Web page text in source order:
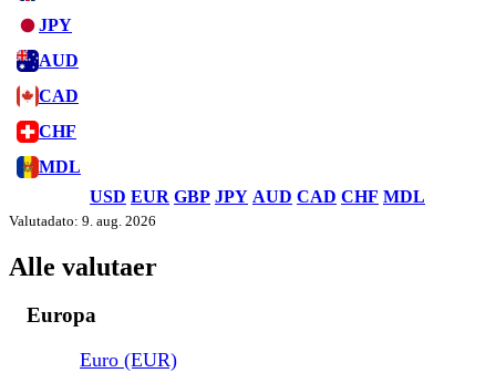
JPY
AUD
CAD
CHF
MDL
USD EUR GBP JPY AUD CAD CHF MDL
Valutadato: 9. aug. 2026
Alle valutaer
Europa
Euro (EUR)